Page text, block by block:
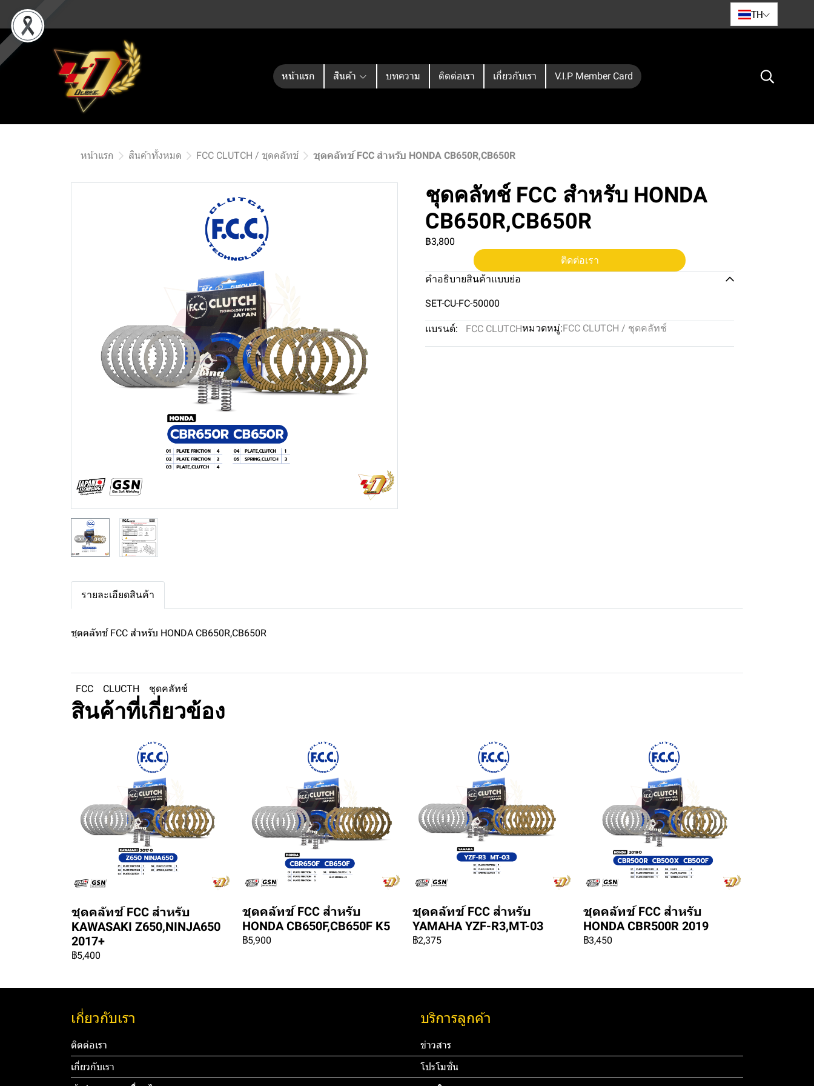
TH
หน้าแรก สินค้า บทความ ติดต่อเรา เกี่ยวกับเรา V.I.P Member Card
หน้าแรก สินค้าทั้งหมด FCC CLUTCH / ชุดคลัทช์ ชุดคลัทช์ FCC สำหรับ HONDA CB650R,CB650R
ชุดคลัทช์ FCC สำหรับ HONDA
CB650R,CB650R
฿3,800
ติดต่อเรา
คำอธิบายสินค้าแบบย่อ
SET-CU-FC-50000
แบรนด์: FCC CLUTCHหมวดหมู่:FCC CLUTCH / ชุดคลัทช์
รายละเอียดสินค้า
ชุดคลัทช์ FCC สำหรับ HONDA CB650R,CB650R
FCC CLUCTH ชุดคลัทช์
สินค้าที่เกี่ยวข้อง
ชุดคลัทช์ FCC สำหรับ
KAWASAKI Z650,NINJA650
2017+
฿5,400
ชุดคลัทช์ FCC สำหรับ
HONDA CB650F,CB650F K5
฿5,900
ชุดคลัทช์ FCC สำหรับ
YAMAHA YZF-R3,MT-03
฿2,375
ชุดคลัทช์ FCC สำหรับ
HONDA CBR500R 2019
฿3,450
เกี่ยวกับเรา
ติดต่อเรา
เกี่ยวกับเรา
บริการลูกค้า
ข่าวสาร
โปรโมชั่น